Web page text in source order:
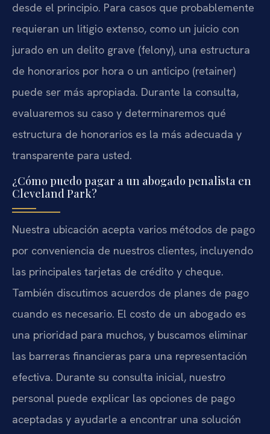
desde el principio. Para casos que probablemente
requieran un litigio extenso, como un juicio con
jurado en un delito grave (felony), una estructura
de honorarios por hora o un anticipo (retainer)
puede ser más apropiada. Durante la consulta,
evaluaremos su caso y determinaremos qué
estructura de honorarios es la más adecuada y
transparente para usted.
¿Cómo puedo pagar a un abogado penalista en
Cleveland Park?
Nuestra ubicación acepta varios métodos de pago
por conveniencia de nuestros clientes, incluyendo
las principales tarjetas de crédito y cheque.
También discutimos acuerdos de planes de pago
cuando es necesario. El costo de un abogado es
una prioridad para muchos, y buscamos eliminar
las barreras financieras para una representación
efectiva. Durante su consulta inicial, nuestro
personal puede explicar las opciones de pago
aceptadas y ayudarle a encontrar una solución